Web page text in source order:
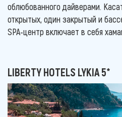
облюбованного дайверами.
открытых, один закрытый и
SPA-центр включает в себя
LIBERTY HOTELS LYKIA 5*